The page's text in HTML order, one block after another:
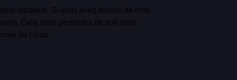
situation. Si vous avez besoin de mon
Cela nous permettra de voir votre
de l'élan.